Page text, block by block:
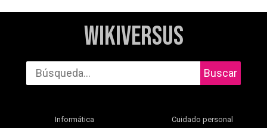
WikiVersus
Buscar
Informática Cuidado personal